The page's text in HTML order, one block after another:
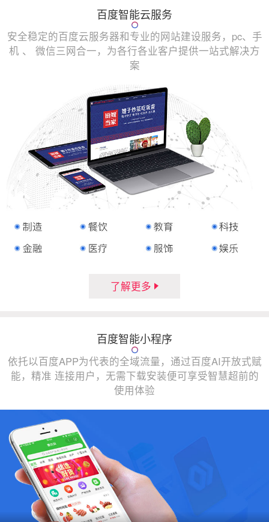
百度智能云服务
安全稳定的百度云服务器和专业的网站建设服务，pc、手
机 、 微信三网合一，为各行各业客户提供一站式解决方
案
了解更多
百度智能小程序
依托以百度APP为代表的全域流量，通过百度AI开放式赋
能，精准 连接用户，无需下载安装便可享受智慧超前的
使用体验